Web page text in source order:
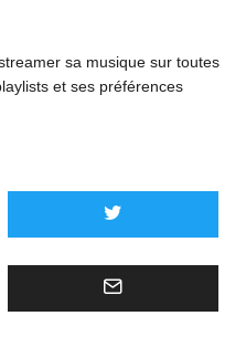
sa musique sur toutes
et ses préférences